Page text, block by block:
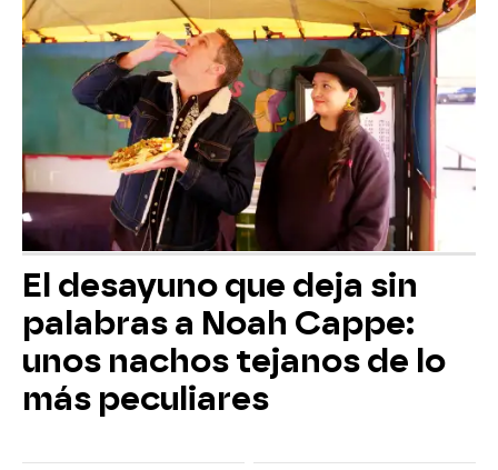
El desayuno que deja sin
palabras a Noah Cappe:
unos nachos tejanos de lo
más peculiares